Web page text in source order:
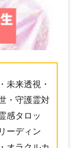
未来透視・
・守護霊対
感タロッ
ーディン